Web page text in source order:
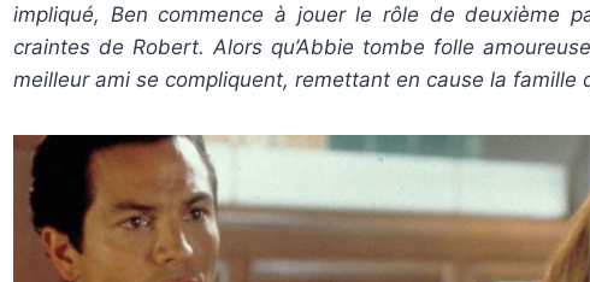
impliqué, Ben commence à jouer le rôle de deuxième
craintes de Robert. Alors qu’Abbie tombe folle
meilleur ami se compliquent, remettant en cause la famille